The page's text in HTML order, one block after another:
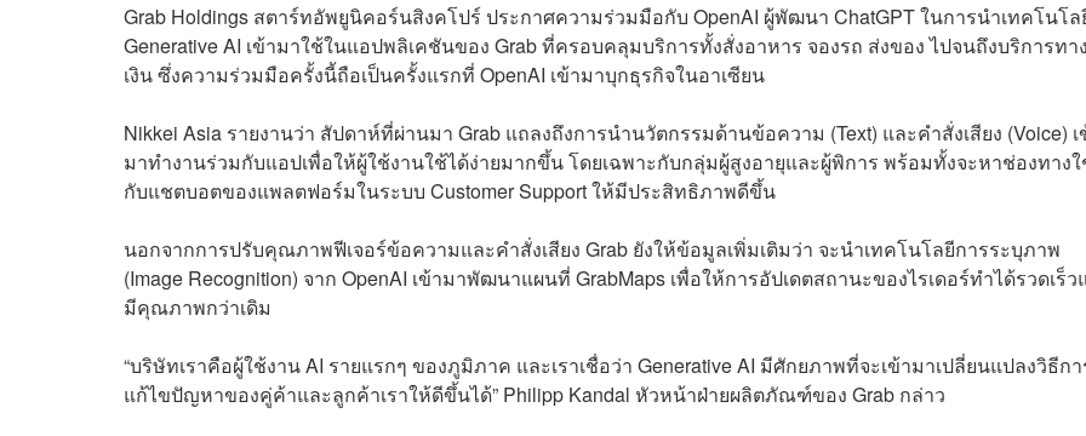
Grab Holdings สตาร์ทอัพยูนิคอร์นสิงคโปร์ ประกาศความร่วมมือกับ OpenAI ผู้พัฒนา ChatGPT ในการนำเทคโนโล
Generative AI เข้ามาใช้ในแอปพลิเคชันของ Grab ที่ครอบคลุมบริการทั้งสั่งอาหาร จองรถ ส่งของ ไปจนถึงบริการทา
เงิน ซึ่งความร่วมมือครั้งนี้ถือเป็นครั้งแรกที่ OpenAI เข้ามาบุกธุรกิจในอาเซียน
Nikkei Asia รายงานว่า สัปดาห์ที่ผ่านมา Grab แถลงถึงการนำนวัตกรรมด้านข้อความ (Text) และคำสั่งเสียง (Voice) เ
มาทำงานร่วมกับแอปเพื่อให้ผู้ใช้งานใช้ได้ง่ายมากขึ้น โดยเฉพาะกับกลุ่มผู้สูงอายุและผู้พิการ พร้อมทั้งจะหาช่องทางใ
กับแชตบอตของแพลตฟอร์มในระบบ Customer Support ให้มีประสิทธิภาพดีขึ้น
นอกจากการปรับคุณภาพฟีเจอร์ข้อความและคำสั่งเสียง Grab ยังให้ข้อมูลเพิ่มเติมว่า จะนำเทคโนโลยีการระบุภาพ
(Image Recognition) จาก OpenAI เข้ามาพัฒนาแผนที่ GrabMaps เพื่อให้การอัปเดตสถานะของไรเดอร์ทำได้รวดเร็ว
มีคุณภาพกว่าเดิม
“บริษัทเราคือผู้ใช้งาน AI รายแรกๆ ของภูมิภาค และเราเชื่อว่า Generative AI มีศักยภาพที่จะเข้ามาเปลี่ยนแปลงวิธีกา
แก้ไขปัญหาของคู่ค้าและลูกค้าเราให้ดีขึ้นได้” Philipp Kandal หัวหน้าฝ่ายผลิตภัณฑ์ของ Grab กล่าว